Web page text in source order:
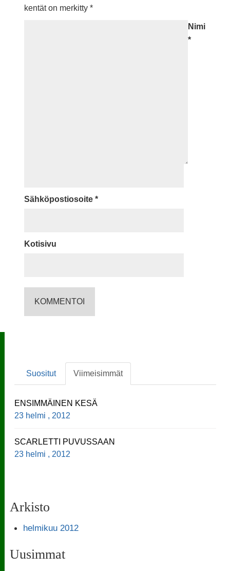
kentät on merkitty *
Nimi
*
Sähköpostiosoite *
Kotisivu
Suositut Viimeisimmät
ENSIMMÄINEN KESÄ
23 helmi , 2012
SCARLETTI PUVUSSAAN
23 helmi , 2012
Arkisto
helmikuu 2012
Uusimmat